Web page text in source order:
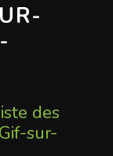
des
sur-